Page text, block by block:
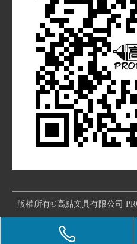
版權所有©高點文具有限公司